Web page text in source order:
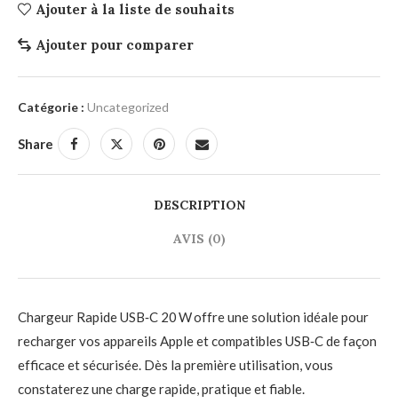
Ajouter à la liste de souhaits
Ajouter pour comparer
Catégorie : Uncategorized
Share
DESCRIPTION
AVIS (0)
Chargeur Rapide USB‑C 20 W offre une solution idéale pour
recharger vos appareils Apple et compatibles USB‑C de façon
efficace et sécurisée. Dès la première utilisation, vous
constaterez une charge rapide, pratique et fiable.